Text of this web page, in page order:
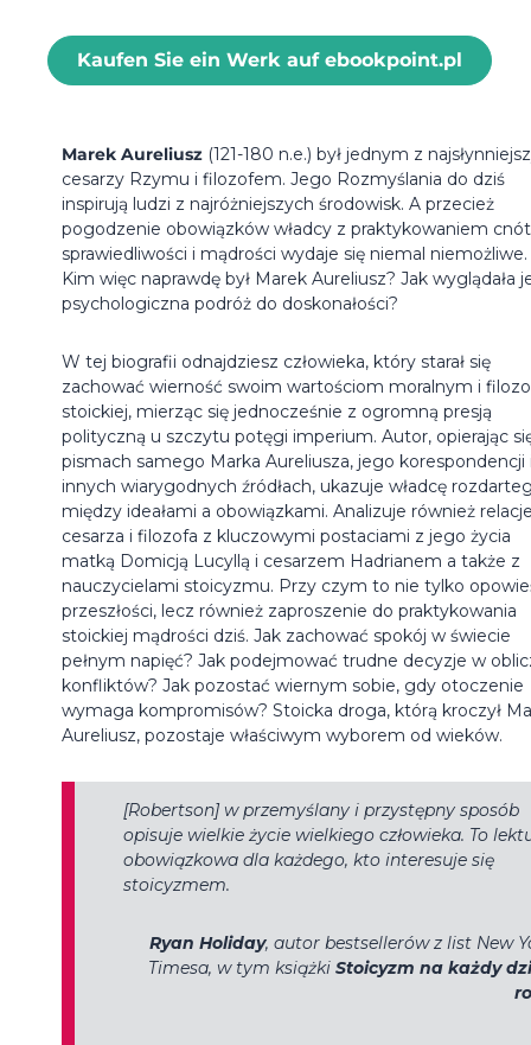
Kaufen Sie ein Werk auf ebookpoint.pl
Marek Aureliusz (121-180 n.e.) był jednym z
cesarzy Rzymu i filozofem. Jego Rozmyślania do dziś
inspirują ludzi z najróżniejszych środowisk. A przecież
pogodzenie obowiązków władcy z praktykowaniem cnót
sprawiedliwości i mądrości wydaje się niemal niemożliwe.
Kim więc naprawdę był Marek Aureliusz? Jak wyglądała
psychologiczna podróż do doskonałości?
W tej biografii odnajdziesz człowieka, który starał się
zachować wierność swoim wartościom moralnym i
stoickiej, mierząc się jednocześnie z ogromną presją
polityczną u szczytu potęgi imperium. Autor, opierając
pismach samego Marka Aureliusza, jego korespondencji
innych wiarygodnych źródłach, ukazuje władcę
między ideałami a obowiązkami. Analizuje również
cesarza i filozofa z kluczowymi postaciami z jego życia
matką Domicją Lucyllą i cesarzem Hadrianem a także z
nauczycielami stoicyzmu. Przy czym to nie tylko
przeszłości, lecz również zaproszenie do praktykowania
stoickiej mądrości dziś. Jak zachować spokój w świecie
pełnym napięć? Jak podejmować trudne decyzje w
konfliktów? Jak pozostać wiernym sobie, gdy otoczenie
wymaga kompromisów? Stoicka droga, którą kroczył
Aureliusz, pozostaje właściwym wyborem od wieków.
[Robertson] w przemyślany i przystępny sposób
opisuje wielkie życie wielkiego człowieka. To
obowiązkowa dla każdego, kto interesuje się
stoicyzmem.
Ryan Holiday, autor bestsellerów z list New
Timesa, w tym książki Stoicyzm na każdy